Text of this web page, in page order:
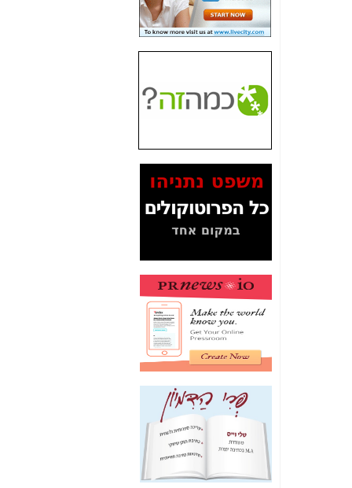
האם השר איוב קרא
היה צריך בכלל לחתום
על האישור, שנתן
האם ביבי וקרא קבלו
בכלל תמורה עבור
ההטבות הרגולטוריות
המסמכים בנושא בזק-
Yes (תיק 4000)
מוכיחים "תפירת תיק"
לאיש הלא נכון! -כאן
עובדות ומסמכים
האם ביבי כשר
תקשורת עזר לקב'
בזק? -כאן
מה מקור ה-Fake
News שהביא לתפירת
תיק לביבי והעלמת
החשודים הנכונים -כאן
אחת הרגליים של "תיק
4000 התפור"
התמוטטה היום
בניצחון (כפול) של בזק
-
כאן
איך כתבות מפנקות